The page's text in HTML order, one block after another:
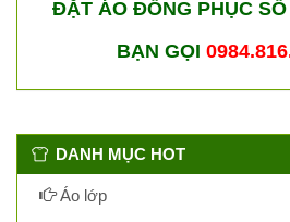
ĐẶT ÁO ĐỒNG PHỤC
BẠN GỌI
DANH MỤC HOT
Áo lớp